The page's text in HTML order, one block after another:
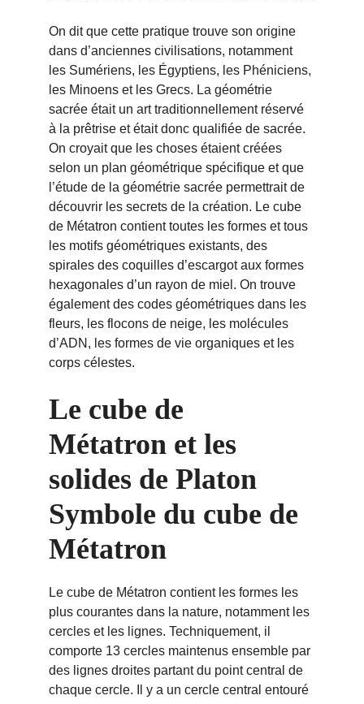
On dit que cette pratique trouve son origine
dans d’anciennes civilisations, notamment
les Sumériens, les Égyptiens, les Phéniciens,
les Minoens et les Grecs. La géométrie
sacrée était un art traditionnellement réservé
à la prêtrise et était donc qualifiée de sacrée.
On croyait que les choses étaient créées
selon un plan géométrique spécifique et que
l’étude de la géométrie sacrée permettrait de
découvrir les secrets de la création. Le cube
de Métatron contient toutes les formes et tous
les motifs géométriques existants, des
spirales des coquilles d’escargot aux formes
hexagonales d’un rayon de miel. On trouve
également des codes géométriques dans les
fleurs, les flocons de neige, les molécules
d’ADN, les formes de vie organiques et les
corps célestes.
Le cube de
Métatron et les
solides de Platon
Symbole du cube de
Métatron
Le cube de Métatron contient les formes les
plus courantes dans la nature, notamment les
cercles et les lignes. Techniquement, il
comporte 13 cercles maintenus ensemble par
des lignes droites partant du point central de
chaque cercle. Il y a un cercle central entouré